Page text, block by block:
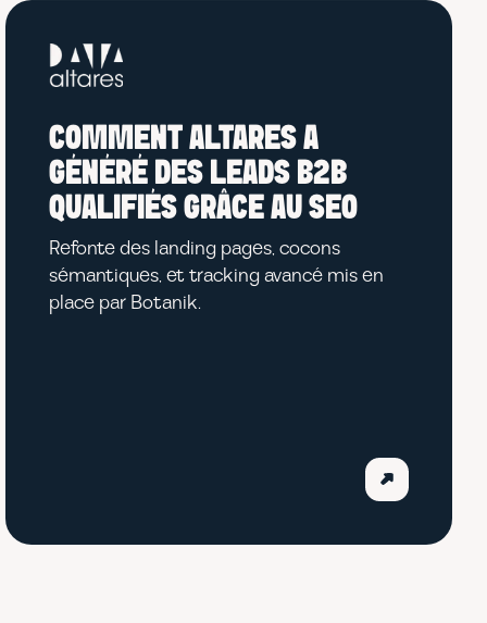
COMMENT ALTARES A
GÉNÉRÉ DES LEADS B2B
QUALIFIÉS GRÂCE AU SEO
Refonte des landing pages, cocons
sémantiques, et tracking avancé mis en
place par Botanik.